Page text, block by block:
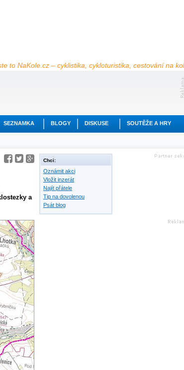
to NaKole.cz – cyklistika, cykloturistika, cestování na
SEZNAMKA BLOGY DISKUSE SOUTĚŽE A HRY
a
Chci:
Oznámit akci
Vložit inzerát
Najít přátele
Tip na dovolenou
Psát blog